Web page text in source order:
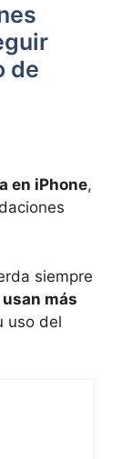
de
en iPhone,⁢
siempre
más
uso del